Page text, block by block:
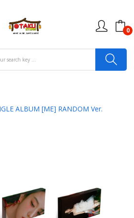
0
ALBUM [ME] RANDOM Ver.